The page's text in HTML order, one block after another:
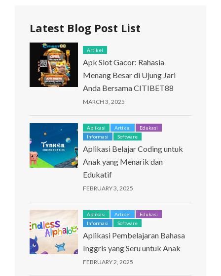
Latest Blog Post List
Artikel
Apk Slot Gacor: Rahasia
Menang Besar di Ujung Jari
Anda Bersama CITIBET88
MARCH 3, 2025
Aplikasi Artikel
Edukasi
Informasi
Software
Aplikasi Belajar Coding untuk
Anak yang Menarik dan
Edukatif
FEBRUARY 3, 2025
Aplikasi Artikel
Edukasi
Informasi
Software
Aplikasi Pembelajaran Bahasa
Inggris yang Seru untuk Anak
FEBRUARY 2, 2025